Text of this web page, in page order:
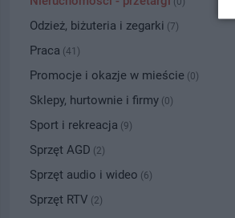
Odzież, biżuteria i zegarki (7)
Praca (41)
Promocje i okazje w mieście (0)
Sklepy, hurtownie i firmy (0)
Sport i rekreacja (9)
Sprzęt AGD (2)
Sprzęt audio i wideo (6)
Sprzęt RTV (2)